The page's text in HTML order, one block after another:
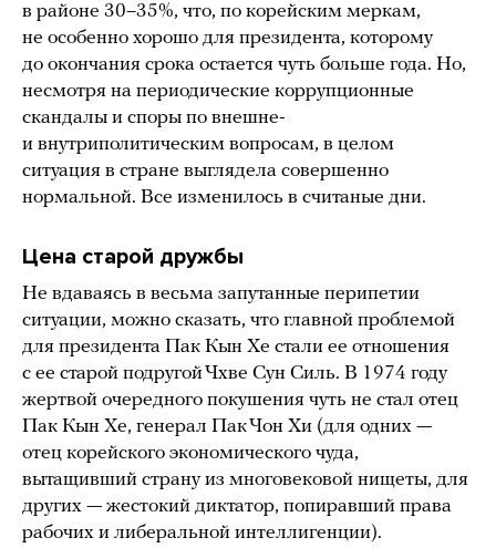
в районе 30–35%, что, по корейским меркам,
не особенно хорошо для президента, которому
до окончания срока остается чуть больше года. Но,
несмотря на периодические коррупционные
скандалы и споры по внешне-
и внутриполитическим вопросам, в целом
ситуация в стране выглядела совершенно
нормальной. Все изменилось в считаные дни.
Цена старой дружбы
Не вдаваясь в весьма запутанные перипетии
ситуации, можно сказать, что главной проблемой
для президента Пак Кын Хе стали ее отношения
с ее старой подругой Чхве Сун Силь. В 1974 году
жертвой очередного покушения чуть не стал отец
Пак Кын Хе, генерал Пак Чон Хи (для одних —
отец корейского экономического чуда,
вытащивший страну из многовековой нищеты, для
других — жестокий диктатор, попиравший права
рабочих и либеральной интеллигенции).